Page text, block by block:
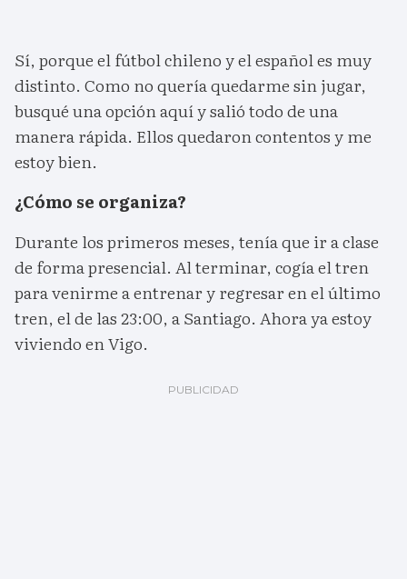
Sí, porque el fútbol chileno y el español es muy
distinto. Como no quería quedarme sin jugar,
busqué una opción aquí y salió todo de una
manera rápida. Ellos quedaron contentos y me
estoy bien.
¿Cómo se organiza?
Durante los primeros meses, tenía que ir a clase
de forma presencial. Al terminar, cogía el tren
para venirme a entrenar y regresar en el último
tren, el de las 23:00, a Santiago. Ahora ya estoy
viviendo en Vigo.